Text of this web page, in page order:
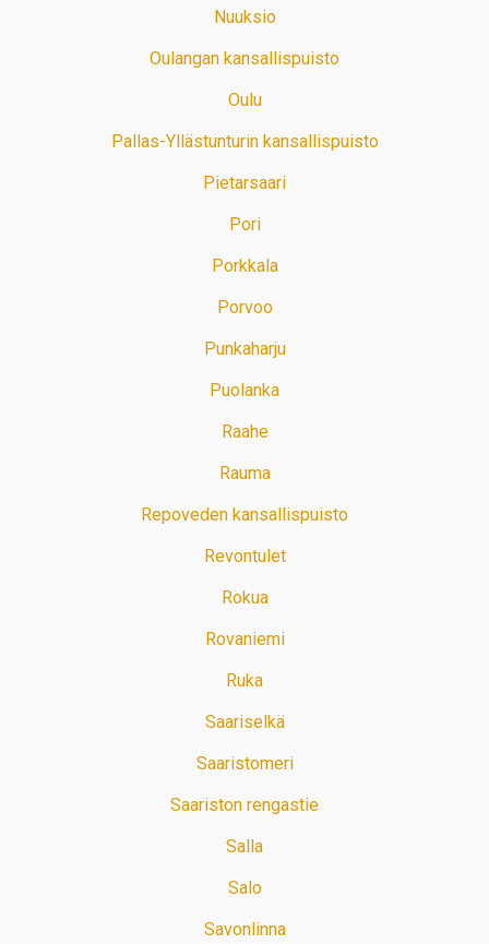
Nuuksio
Oulangan kansallispuisto
Oulu
Pallas-Yllästunturin kansallispuisto
Pietarsaari
Pori
Porkkala
Porvoo
Punkaharju
Puolanka
Raahe
Rauma
Repoveden kansallispuisto
Revontulet
Rokua
Rovaniemi
Ruka
Saariselkä
Saaristomeri
Saariston rengastie
Salla
Salo
Savonlinna